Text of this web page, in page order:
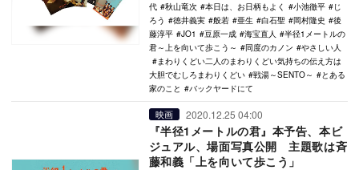
代
秋山竜次 本日は、お日柄もよく 小池徹平
じ
ろう
徳井義実 般若 亜生 白石聖 岡村隆史
後
藤淳平
JO1 豆原一成 海宝直人
半径1メートルの
君～上を向いて歩こう～
同度のカノン
やさしい人
まわりくどい二人のまわりくどい気持ちの伝え方は
大胆でむしろまわりくどい
戦湯～SENTO～
とある
家のこと
バックヤードにて
映画 2020.12.25 04:00
『半径1メートルの君』本予告、本ビ
ジュアル、場面写真公開 主題歌は斉
藤和義「上を向いて歩こう」